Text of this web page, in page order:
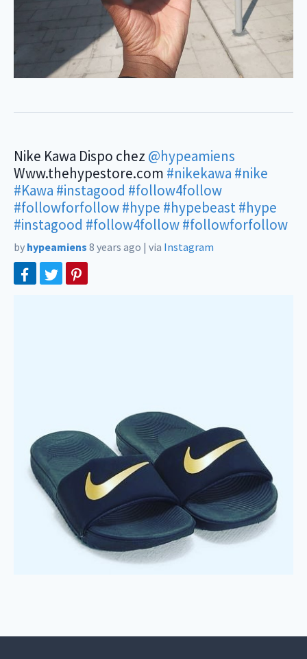
Nike Kawa Dispo chez @hypeamiens
Www.thehypestore.com #nikekawa #nike
#Kawa #instagood #follow4follow
#followforfollow#hype #hypebeast#hype
#instagood #follow4follow#followforfollow
by hypeamiens 8 years ago | via Instagram